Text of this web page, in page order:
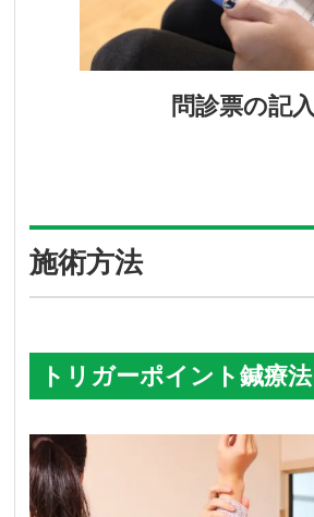
問診票の記入
施術方法
トリガーポイント鍼療法